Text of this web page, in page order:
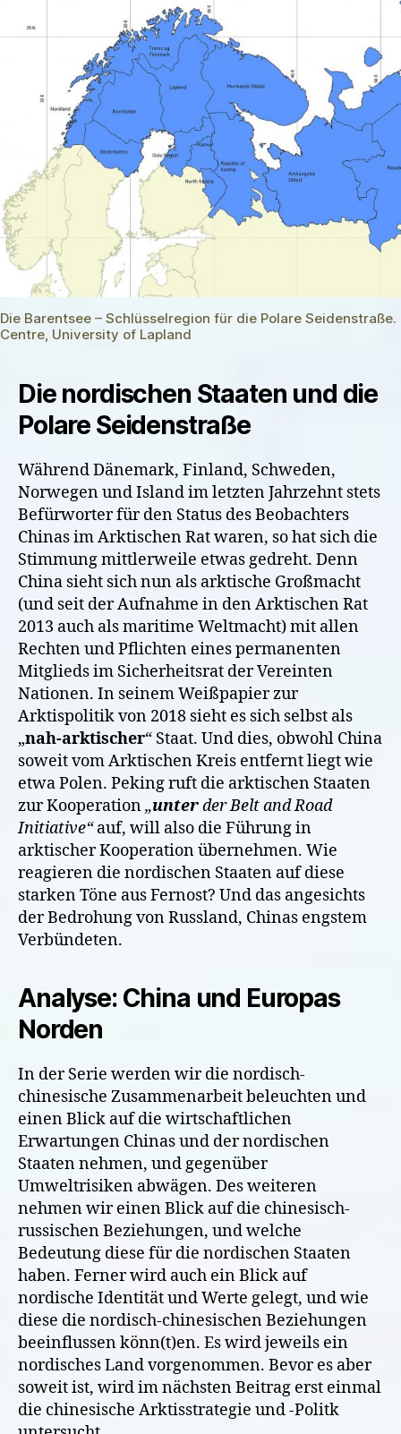
Die Barentsee – Schlüsselregion für die Polare
Centre, University of Lapland
Die nordischen Staaten und die
Polare Seidenstraße
Während Dänemark, Finland, Schweden,
Norwegen und Island im letzten Jahrzehnt stets
Befürworter für den Status des Beobachters
Chinas im Arktischen Rat waren, so hat sich die
Stimmung mittlerweile etwas gedreht. Denn
China sieht sich nun als arktische Großmacht
(und seit der Aufnahme in den Arktischen Rat
2013 auch als maritime Weltmacht) mit allen
Rechten und Pflichten eines permanenten
Mitglieds im Sicherheitsrat der Vereinten
Nationen. In seinem Weißpapier zur
Arktispolitik von 2018 sieht es sich selbst als
„nah-arktischer“ Staat. Und dies, obwohl China
soweit vom Arktischen Kreis entfernt liegt wie
etwa Polen. Peking ruft die arktischen Staaten
zur Kooperation„unterder Belt and Road
Initiative“auf, will also die Führung in
arktischer Kooperation übernehmen. Wie
reagieren die nordischen Staaten auf diese
starken Töne aus Fernost? Und das angesichts
der Bedrohung von Russland, Chinas engstem
Verbündeten.
Analyse: China und Europas
Norden
In der Serie werden wir die nordisch-
chinesische Zusammenarbeit beleuchten und
einen Blick auf die wirtschaftlichen
Erwartungen Chinas und der nordischen
Staaten nehmen, und gegenüber
Umweltrisiken abwägen. Des weiteren
nehmen wir einen Blick auf die chinesisch-
russischen Beziehungen, und welche
Bedeutung diese für die nordischen Staaten
haben. Ferner wird auch ein Blick auf
nordische Identität und Werte gelegt, und wie
diese die nordisch-chinesischen Beziehungen
beeinflussen könn(t)en. Es wird jeweils ein
nordisches Land vorgenommen. Bevor es aber
soweit ist, wird im nächsten Beitrag erst einmal
die chinesische Arktisstrategie und -Politk